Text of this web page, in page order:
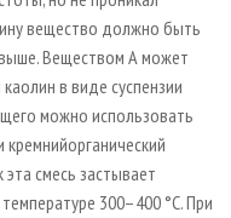
вещество должно быть
Веществом А может
в виде суспензии
можно использовать
смесь застывает
300–400 °С. При